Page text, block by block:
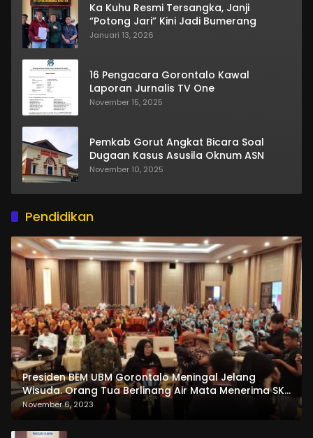
Ka Kuhu Resmi Tersangka, Janji
“Potong Jari” Kini Jadi Bumerang
Januari 13, 2026
16 Pengacara Gorontalo Kawal
Laporan Jurnalis TV One
November 15, 2025
Pemkab Gorut Angkat Bicara Soal
Dugaan Kasus Asusila Oknum ASN
November 10, 2025
Pendidikan
Presiden BEM UBM Gorontalo Meningal Jelang
Wisuda. Orang Tua Berlinang Air Mata Menerima SKL
dan Pemasangan Salempang
November 6, 2023